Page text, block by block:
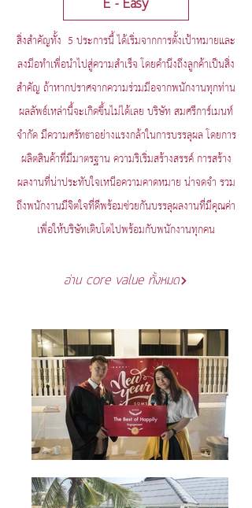
สิ่งสำคัญทั้ง 5 ประการนี้ ได้เริ่มจากการตั้งเป้าหมายและ
ลงมือทำเพื่อนำไปสู่ความสำเร็จ โดยคำนึงถึงลูกค้าเป็นสิ่ง
สำคัญ ถ้าหากปราศจากความร่วมมือจากพนักงานทุกท่าน
ผลลัพธ์เหล่านี้จะเกิดขึ้นไม่ได้เลย บริษัท สมศรีการ์เมนท์
จำกัด มีความศรัทธาอย่างแรงกล้าในการบรรลุผล โดยการ
ผลิตสินค้าที่มีมาตรฐาน ความริเริ่มสร้างสรรค์ การสร้าง
ผลงานที่น่าประทับใจเหนือความคาดหมาย น่าจดจำ รวม
ถึงพนักงานมีจิตใจที่ดีพร้อมช่วยกันบรรลุผลงานที่มีคุณค่า
เพื่อให้บริษัทเติบโตไปพร้อมกับพนักงานทุกคน
อ่าน core value ทั้งหมด